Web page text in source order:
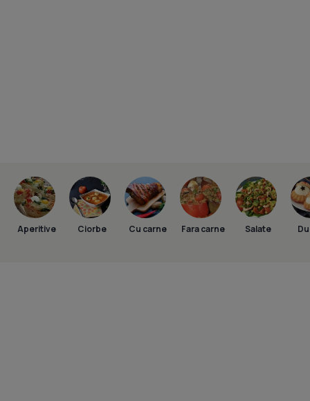
Aperitive Ciorbe Cu carne Fara carne Salate